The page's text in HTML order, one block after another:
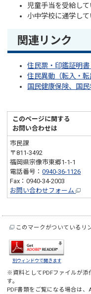
児童手当を受給し
小中学校に通学し
関連リンク
住民票・印鑑証明
住民異動（転入・
国民健康保険、国
このページに関する
お問い合わせは
市民課
〒811-3492
福岡県宗像市東郷1-1-1
電話番号：0940-36-1126
Fax：0940-34-2003
お問い合わせフォーム
このマークがついているリ
別ウィンドウで開きます
※資料としてPDFファイルが添
す。
PDF書類をご覧になる場合は、